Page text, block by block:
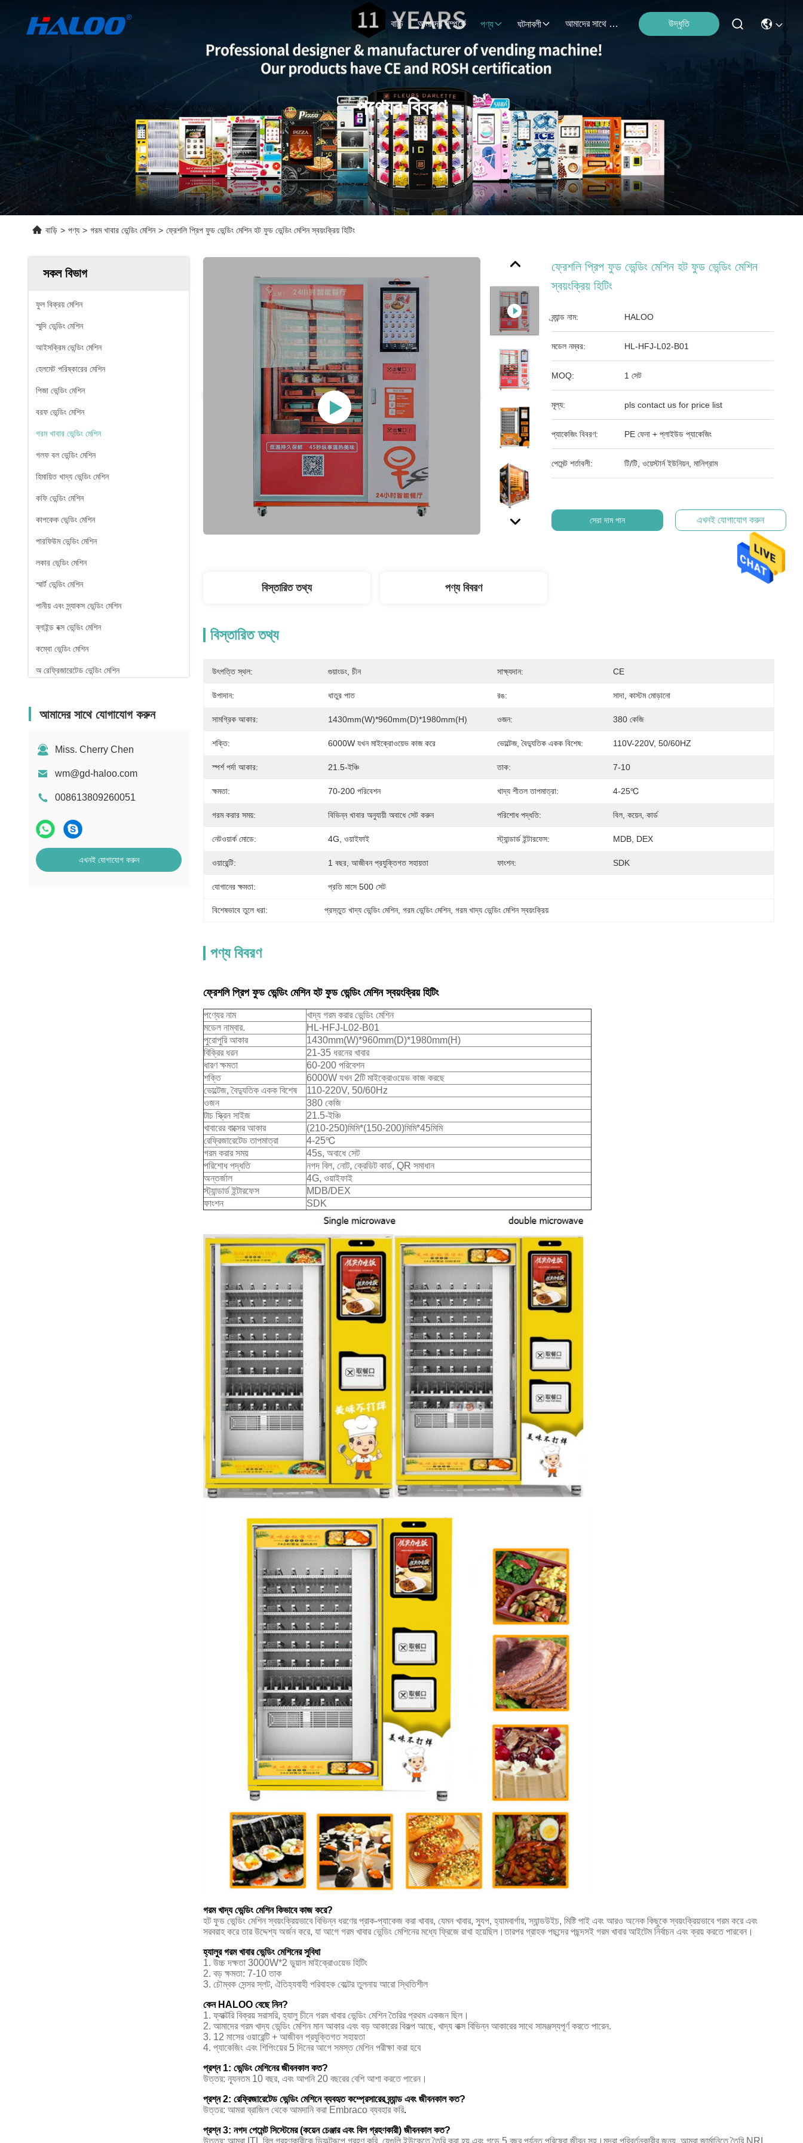
বাড়ি আমাদের সম্পর্কে পণ্য ঘটনাবলী আমাদের সাথে যোগাযোগ করুন উদ্ধৃতি
পণ্যের বিবরণ
বাড়ি > পণ্য > গরম খাবার ভেন্ডিং মেশিন > ফ্রেশলি প্রিপ ফুড ভেন্ডিং মেশিন হট ফুড ভেন্ডিং মেশিন স্বয়ংক্রিয় হিটিং
সকল বিভাগ
ফুল বিক্রয় মেশিন
স্মুদি ভেন্ডিং মেশিন
আইসক্রিম ভেন্ডিং মেশিন
হেলমেট পরিষ্কারের মেশিন
পিজা ভেন্ডিং মেশিন
বরফ ভেন্ডিং মেশিন
গরম খাবার ভেন্ডিং মেশিন
গলফ বল ভেন্ডিং মেশিন
হিমায়িত খাদ্য ভেন্ডিং মেশিন
কফি ভেন্ডিং মেশিন
কাপকেক ভেন্ডিং মেশিন
পারফিউম ভেন্ডিং মেশিন
লকার ভেন্ডিং মেশিন
স্মার্ট ভেন্ডিং মেশিন
পানীয় এবং স্ন্যাকস ভেন্ডিং মেশিন
ব্লাইন্ড বক্স ভেন্ডিং মেশিন
কম্বো ভেন্ডিং মেশিন
অ রেফ্রিজারেটেড ভেন্ডিং মেশিন
তরল ডিটারজেন্ট ভেন্ডিং মেশিন
সেক্স টয় ভেন্ডিং মেশিন
নখ বিক্রয় মেশিন
আমাদের সাথে যোগাযোগ করুন
Miss. Cherry Chen
wm@gd-haloo.com
008613809260051
এখনই যোগাযোগ করুন
ফ্রেশলি প্রিপ ফুড ভেন্ডিং মেশিন হট ফুড ভেন্ডিং মেশিন
স্বয়ংক্রিয় হিটিং
ব্র্যান্ড নাম: HALOO
মডেল নম্বর: HL-HFJ-L02-B01
MOQ: 1 সেট
মূল্য: pls contact us for price list
প্যাকেজিং বিবরণ: PE ফেনা + প্লাইউড প্যাকেজিং
পেমেন্ট শর্তাবলী: টি/টি, ওয়েস্টার্ন ইউনিয়ন, মানিগ্রাম
সেরা দাম পান এখনই যোগাযোগ করুন
বিস্তারিত তথ্য পণ্য বিবরণ
বিস্তারিত তথ্য
উৎপত্তি স্থল: গুয়াংডং, চীন সাক্ষ্যদান: CE
উপাদান: ধাতুর পাত রঙ: সাদা, কাস্টম মোড়ানো
সামগ্রিক আকার: 1430mm(W)*960mm(D)*1980mm(H) ওজন: 380 কেজি
শক্তি: 6000W যখন মাইক্রোওয়েভ কাজ করে ভোল্টেজ, বৈদ্যুতিক একক বিশেষ: 110V-220V, 50/60HZ
স্পর্শ পর্দা আকার: 21.5-ইঞ্চি তাক: 7-10
ক্ষমতা: 70-200 পরিবেশন খাদ্য শীতল তাপমাত্রা: 4-25℃
গরম করার সময়: বিভিন্ন খাবার অনুযায়ী অবাধে সেট করুন পরিশোধ পদ্ধতি: বিল, কয়েন, কার্ড
নেটওয়ার্ক মোডে: 4G, ওয়াইফাই স্ট্যান্ডার্ড ইন্টারফেস: MDB, DEX
ওয়ারেন্টি: 1 বছর, আজীবন প্রযুক্তিগত সহায়তা ফাংশন: SDK
যোগানের ক্ষমতা: প্রতি মাসে 500 সেট
বিশেষভাবে তুলে ধরা: প্রস্তুত খাদ্য ভেন্ডিং মেশিন, গরম ভেন্ডিং মেশিন, গরম খাদ্য ভেন্ডিং মেশিন স্বয়ংক্রিয়
পণ্য বিবরণ
ফ্রেশলি প্রিপ ফুড ভেন্ডিং মেশিন হট ফুড ভেন্ডিং মেশিন স্বয়ংক্রিয় হিটিং
পণ্যের নাম
খাদ্য গরম করার ভেন্ডিং মেশিন
মডেল নাম্বার.
HL-HFJ-L02-B01
পুরোপুরি আকার
1430mm(W)*960mm(D)*1980mm(H)
বিক্রির ধরন
21-35 ধরনের খাবার
ধারণ ক্ষমতা
60-200 পরিবেশন
শক্তি
6000W যখন 2টি মাইক্রোওয়েভ কাজ করছে
ভোল্টেজ, বৈদ্যুতিক একক বিশেষ
110-220V, 50/60Hz
ওজন
380 কেজি
টাচ স্ক্রিন সাইজ
21.5-ইঞ্চি
খাবারের বাক্সের আকার
(210-250)মিমি*(150-200)মিমি*45মিমি
রেফ্রিজারেটেড তাপমাত্রা
4-25℃
গরম করার সময়
45s, অবাধে সেট
পরিশোধ পদ্ধতি
নগদ বিল, নোট, ক্রেডিট কার্ড, QR সমাধান
অন্তর্জাল
4G, ওয়াইফাই
স্ট্যান্ডার্ড ইন্টারফেস
MDB/DEX
ফাংশন
SDK
গরম খাদ্য ভেন্ডিং মেশিন কিভাবে কাজ করে?
হট ফুড ভেন্ডিং মেশিন স্বয়ংক্রিয়ভাবে বিভিন্ন ধরণের প্রাক-প্যাকেজ করা খাবার, যেমন খাবার, স্যুপ, হ্যামবার্গার, স্যান্ডউইচ, মিষ্টি পাই এবং আরও অনেক কিছুকে স্বয়ংক্রিয়ভাবে গরম করে এবং
সরবরাহ করে তার উদ্দেশ্য অর্জন করে, যা আগে গরম খাবার ভেন্ডিং মেশিনের মধ্যে ফ্রিজে রাখা হয়েছিল।তারপর গ্রাহক পছন্দের পছন্দসই গরম খাবার আইটেম নির্বাচন এবং ক্রয় করতে পারবেন।
হ্যালুর গরম খাবার ভেন্ডিং মেশিনের সুবিধা
1. উচ্চ দক্ষতা 3000W*2 ডুয়াল মাইক্রোওয়েভ হিটিং
2. বড় ক্ষমতা: 7-10 তাক
3. চৌম্বক সেন্সর স্লট, ঐতিহ্যবাহী পরিবাহক বেল্টের তুলনায় আরো স্থিতিশীল
কেন HALOO বেছে নিন?
1. ফ্যাক্টরি বিক্রয় সরাসরি, হ্যালু চীনে গরম খাবার ভেন্ডিং মেশিন তৈরির প্রথম একজন ছিল।
2. আমাদের গরম খাদ্য ভেন্ডিং মেশিন মান আকার এবং বড় আকারের বিকল্প আছে, খাদ্য বাক্স বিভিন্ন আকারের সাথে সামঞ্জস্যপূর্ণ করতে পারেন.
3. 12 মাসের ওয়ারেন্টি + আজীবন প্রযুক্তিগত সহায়তা
4. প্যাকেজিং এবং শিপিংয়ের 5 দিনের আগে সমস্ত মেশিন পরীক্ষা করা হবে
প্রশ্ন 1: ভেন্ডিং মেশিনের জীবনকাল কত?
উত্তর: ন্যূনতম 10 বছর, এবং আপনি 20 বছরের বেশি আশা করতে পারেন।
প্রশ্ন 2: রেফ্রিজারেটেড ভেন্ডিং মেশিনে ব্যবহৃত কম্প্রেসারের ব্র্যান্ড এবং জীবনকাল কত?
উত্তর: আমরা ব্রাজিল থেকে আমদানি করা Embraco ব্যবহার করি.
প্রশ্ন 3: নগদ পেমেন্ট সিস্টেমের (কয়েন চেঞ্জার এবং বিল গ্রহণকারী) জীবনকাল কত?
উত্তর: আমরা ITL বিল গ্রহণকারীকে ডিফল্টরূপে গ্রহণ করি, যেগুলি ইউকেতে তৈরি করা হয় এবং গড়ে 5 বছর পর্যন্ত পরিষেবা জীবন সহ।মুদ্রা পরিবর্তনকারীর জন্য, আমরা জার্মানিতে তৈরি NRI